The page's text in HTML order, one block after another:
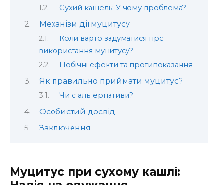
Сухий кашель: У чому проблема?
Механізм дії муцитусу
Коли варто задуматися про
використання муцитусу?
Побічні ефекти та протипоказання
Як правильно приймати муцитус?
Чи є альтернативи?
Особистий досвід
Заключення
Муцитус при сухому кашлі: